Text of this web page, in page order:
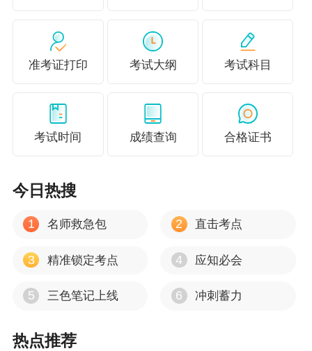
果和利润状况。
准考证打印 考试大纲 考试科目
考试时间 成绩查询 合格证书
今日热搜
1 名师救急包 2 直击考点
3 精准锁定考点 4 应知必会
5 三色笔记上线 6 冲刺蓄力
热点推荐